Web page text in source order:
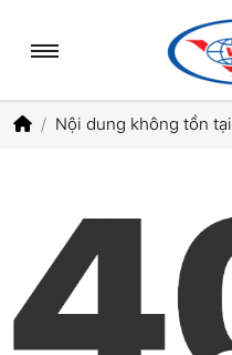
Nội dung không tồn tại